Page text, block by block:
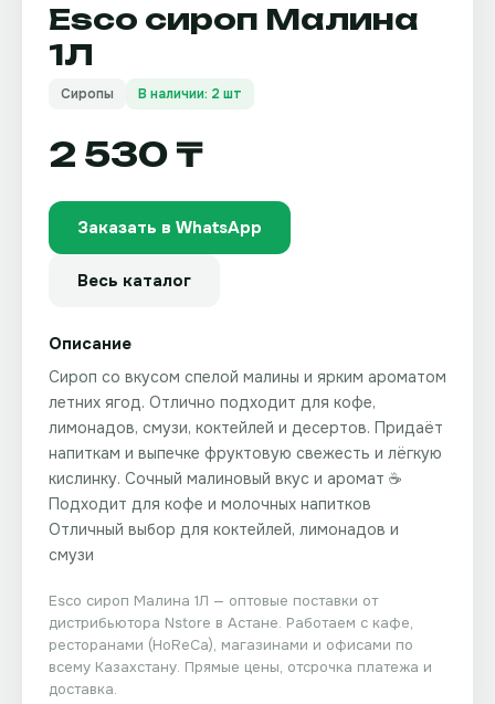
Esco сироп Малина
1Л
Сиропы В наличии: 2 шт
2 530 ₸
Заказать в WhatsApp
Весь каталог
Описание
Сироп со вкусом спелой малины и ярким ароматом
летних ягод. Отлично подходит для кофе,
лимонадов, смузи, коктейлей и десертов. Придаёт
напиткам и выпечке фруктовую свежесть и лёгкую
кислинку. Сочный малиновый вкус и аромат ☕
Подходит для кофе и молочных напитков
Отличный выбор для коктейлей, лимонадов и
смузи
Esco сироп Малина 1Л — оптовые поставки от
дистрибьютора Nstore в Астане. Работаем с кафе,
ресторанами (HoReCa), магазинами и офисами по
всему Казахстану. Прямые цены, отсрочка платежа и
доставка.